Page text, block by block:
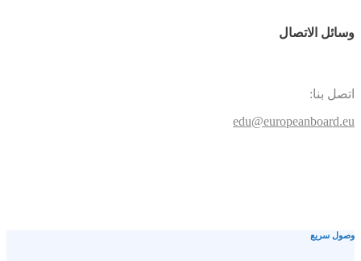
وسائل الاتصال
اتصل بنا:
edu@europeanboard.eu
وصول سريع